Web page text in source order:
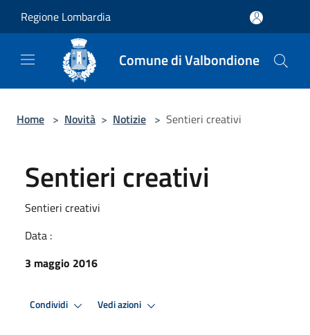
Regione Lombardia
Comune di Valbondione
Home > Novità > Notizie > Sentieri creativi
Sentieri creativi
Sentieri creativi
Data :
3 maggio 2016
Condividi Vedi azioni